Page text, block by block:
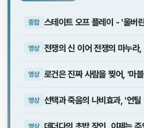
종합 스테이트 오프 플레이 - '울버
영상 전쟁의 신 이어 전쟁의 마누라
영상 로건은 진짜 사람을 찢어, '마
영상 선택과 죽음의 나비효과, '언
영상